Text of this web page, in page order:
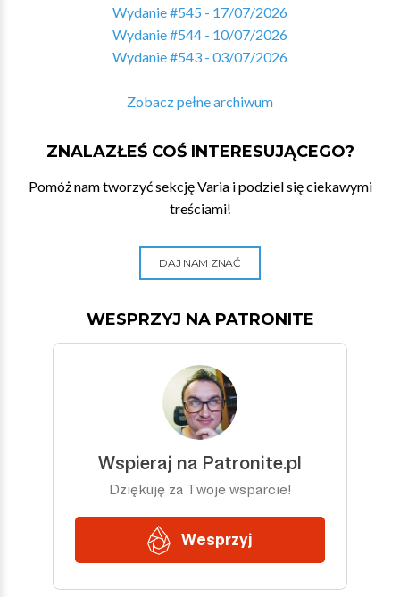
Wydanie #545 - 17/07/2026
Wydanie #544 - 10/07/2026
Wydanie #543 - 03/07/2026
Zobacz pełne archiwum
ZNALAZŁEŚ COŚ INTERESUJĄCEGO?
Pomóż nam tworzyć sekcję Varia i podziel się ciekawymi
treściami!
DAJ NAM ZNAĆ
WESPRZYJ NA PATRONITE